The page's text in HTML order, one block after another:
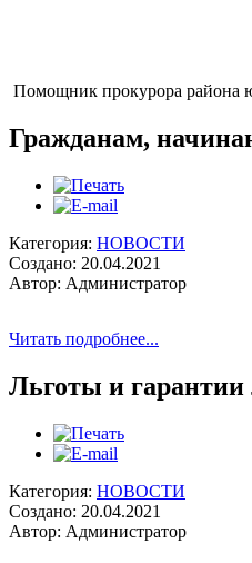
Помощник
Гражданам,
Категория: НОВОСТИ
Создано: 20.04.2021
Автор: Администратор
Читать подробнее...
Льготы и гарантии
Категория: НОВОСТИ
Создано: 20.04.2021
Автор: Администратор